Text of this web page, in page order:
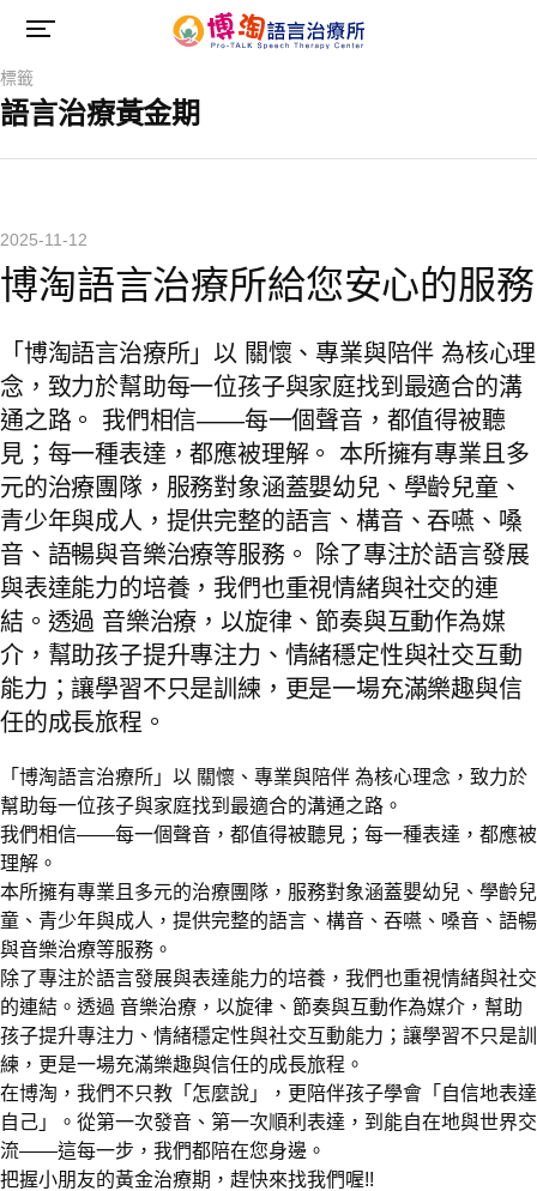
標籤
語言治療黃金期
2025-11-12
博淘語言治療所給您安心的服務
「博淘語言治療所」以 關懷、專業與陪伴 為核心理
念，致力於幫助每一位孩子與家庭找到最適合的溝
通之路。 我們相信——每一個聲音，都值得被聽
見；每一種表達，都應被理解。 本所擁有專業且多
元的治療團隊，服務對象涵蓋嬰幼兒、學齡兒童、
青少年與成人，提供完整的語言、構音、吞嚥、嗓
音、語暢與音樂治療等服務。 除了專注於語言發展
與表達能力的培養，我們也重視情緒與社交的連
結。透過 音樂治療，以旋律、節奏與互動作為媒
介，幫助孩子提升專注力、情緒穩定性與社交互動
能力；讓學習不只是訓練，更是一場充滿樂趣與信
任的成長旅程。
「博淘語言治療所」以 關懷、專業與陪伴 為核心理念，致力於
幫助每一位孩子與家庭找到最適合的溝通之路。
我們相信——每一個聲音，都值得被聽見；每一種表達，都應被
理解。
本所擁有專業且多元的治療團隊，服務對象涵蓋嬰幼兒、學齡兒
童、青少年與成人，提供完整的語言、構音、吞嚥、嗓音、語暢
與音樂治療等服務。
除了專注於語言發展與表達能力的培養，我們也重視情緒與社交
的連結。透過 音樂治療，以旋律、節奏與互動作為媒介，幫助
孩子提升專注力、情緒穩定性與社交互動能力；讓學習不只是訓
練，更是一場充滿樂趣與信任的成長旅程。
在博淘，我們不只教「怎麼說」，更陪伴孩子學會「自信地表達
自己」。從第一次發音、第一次順利表達，到能自在地與世界交
流——這每一步，我們都陪在您身邊。
把握小朋友的黃金治療期，趕快來找我們喔!!